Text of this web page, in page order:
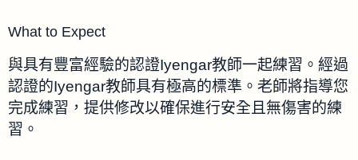
What to Expect
與具有豐富經驗的認證Iyengar教師一起練習。經過
認證的Iyengar教師具有極高的標準。老師將指導您
完成練習，提供修改以確保進行安全且無傷害的練
習。